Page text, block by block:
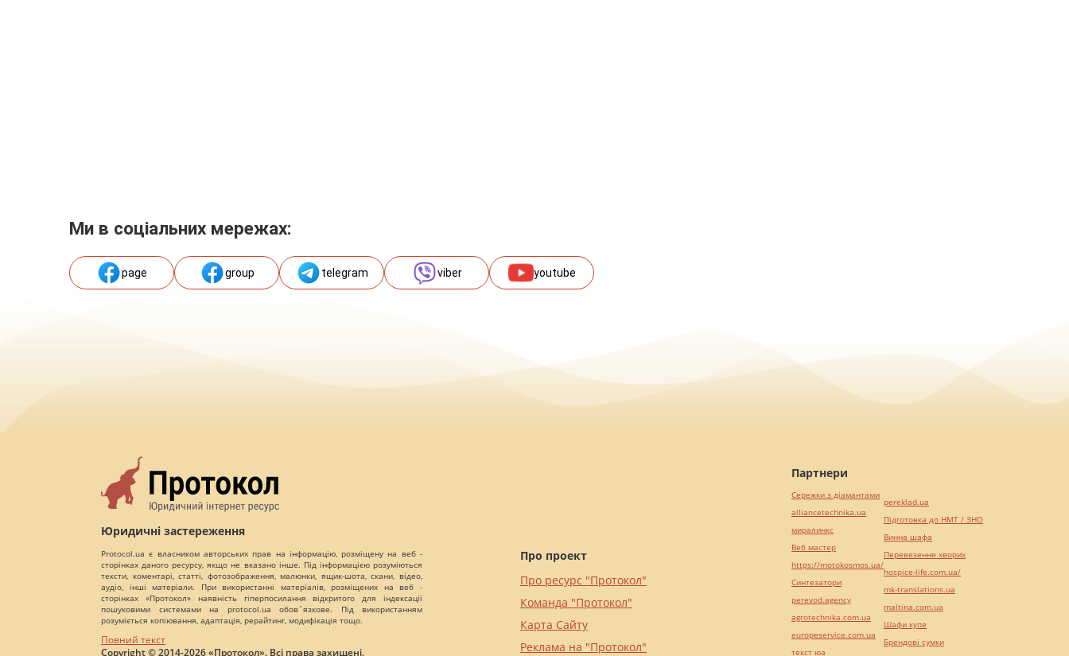
Ми в соціальних мережах:
page group telegram viber youtube
Юридичні застереження
Protocol.ua є власником авторських прав на інформацію, розміщену на веб -
сторінках даного ресурсу, якщо не вказано інше. Під інформацією розуміються
тексти, коментарі, статті, фотозображення, малюнки, ящик-шота, скани, відео,
аудіо, інші матеріали. При використанні матеріалів, розміщених на веб -
сторінках «Протокол» наявність гіперпосилання відкритого для індексації
пошуковими системами на protocol.ua обов`язкове. Під використанням
розуміється копіювання, адаптація, рерайтинг, модифікація тощо.
Повний текст
Copyright © 2014-2026 «Протокол». Всі права захищені.
Про проект
Про ресурс "Протокол"
Команда "Протокол"
Карта Сайту
Реклама на "Протокол"
Партнери
Сережки з діамантами
alliancetechnika.ua
миралинкс
Веб мастер
https://motokosmos.ua/
Синтезатори
perevod.agency
agrotechnika.com.ua
europeservice.com.ua
текст юа
pereklad.ua
Підготовка до НМТ / ЗНО
Винна шафа
Перевезення хворих
hospice-life.com.ua/
mk-translations.ua
maltina.com.ua
Шафи купе
Брендові сумки